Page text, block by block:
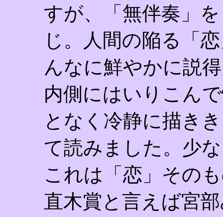
すが、「無伴奏」
じ。人間の陥る「
んなに鮮やかに説
内側にはいりこん
となく冷静に描き
て読みました。少
これは「恋」その
直木賞と言えば宮